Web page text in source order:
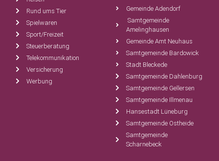
Rund ums Tier
Spielwaren
Sport/Freizeit
Steuerberatung
Telekommunikation
Versicherung
Werbung
Gemeinde Adendorf
Samtgemeinde
Amelinghausen
Gemeinde Amt Neuhaus
Samtgemeinde Bardowick
Stadt Bleckede
Samtgemeinde Dahlenburg
Samtgemeinde Gellersen
Samtgemeinde Illmenau
Hansestadt Lüneburg
Samtgemeinde Ostheide
Samtgemeinde
Scharnebeck